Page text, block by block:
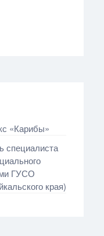
«Карибы»
специалиста
ГУСО
края)